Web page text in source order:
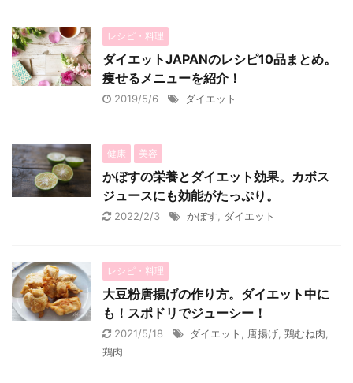
レシピ・料理
ダイエットJAPANのレシピ10品まとめ。
痩せるメニューを紹介！
2019/5/6 ダイエット
健康 美容
かぼすの栄養とダイエット効果。カボス
ジュースにも効能がたっぷり。
2022/2/3 かぼす ダイエット
レシピ・料理
大豆粉唐揚げの作り方。ダイエット中に
も！スポドリでジューシー！
2021/5/18 ダイエット 唐揚げ 鶏むね肉
鶏肉